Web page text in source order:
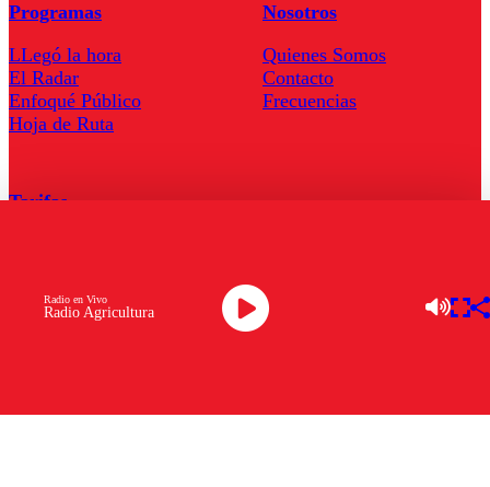
Radio Agricultura
Radio en Vivo
Programas
LLegó la hora
El Radar
Enfoqué Público
Hoja de Ruta
Nosotros
Quienes Somos
Contacto
Frecuencias
Tarifas
Descarga la APP